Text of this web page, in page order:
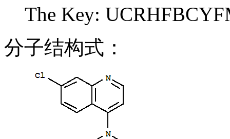
The Key:
分子结构式：